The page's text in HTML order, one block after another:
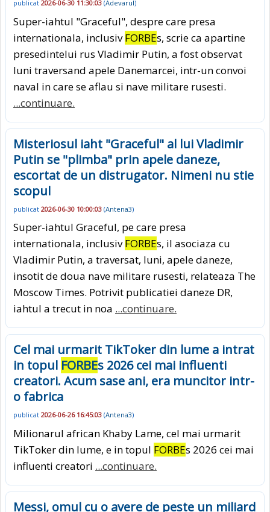
publicat 2026-06-30 11:30:03 (Adevarul)
Super-iahtul "Graceful", despre care presa
internationala, inclusivFORBEs, scrie ca apartine
presedintelui rus Vladimir Putin, a fost observat
luni traversand apele Danemarcei, intr-un convoi
naval in care se aflau si nave militare rusesti.
...continuare.
Misteriosul iaht "Graceful" al lui Vladimir
Putin se "plimba" prin apele daneze,
escortat de un distrugator. Nimeni nu stie
scopul
publicat 2026-06-30 10:00:03 (Antena3)
Super-iahtul Graceful, pe care presa
internationala, inclusivFORBEs, il asociaza cu
Vladimir Putin, a traversat, luni, apele daneze,
insotit de doua nave militare rusesti, relateaza The
Moscow Times. Potrivit publicatiei daneze DR,
iahtul a trecut in noa ...continuare.
Cel mai urmarit TikToker din lume a intrat
in topul FORBEs 2026 cei mai influenti
creatori. Acum sase ani, era muncitor intr-
o fabrica
publicat 2026-06-26 16:45:03 (Antena3)
Milionarul african Khaby Lame, cel mai urmarit
TikToker din lume, e in topul FORBEs 2026 cei mai
influenti creatori ...continuare.
Messi, omul cu o avere de peste un miliard